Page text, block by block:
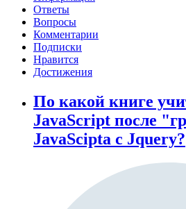
Ответы
Вопросы
Комментарии
Подписки
Нравится
Достижения
По какой книге
JavaScript послe
JavaScipta с Jquery?